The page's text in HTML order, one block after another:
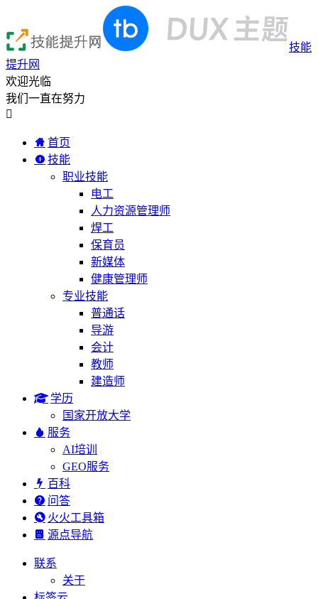
技能
提升网
欢迎光临
我们一直在努力

首页
技能
职业技能
电工
人力资源管理师
焊工
保育员
新媒体
健康管理师
专业技能
普通话
导游
会计
教师
建造师
学历
国家开放大学
服务
AI培训
GEO服务
百科
问答
火火工具箱
源点导航
联系
关于